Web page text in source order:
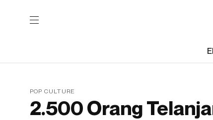
POP CULTURE
2.500 Orang